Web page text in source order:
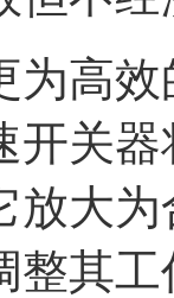
为高
开关
放大
整其